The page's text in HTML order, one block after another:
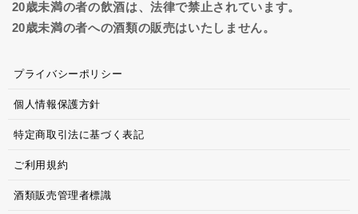
20歳未満の者の飲酒は、法律で禁止されています。
20歳未満の者への酒類の販売はいたしません。
プライバシーポリシー
個人情報保護方針
特定商取引法に基づく表記
ご利用規約
酒類販売管理者標識